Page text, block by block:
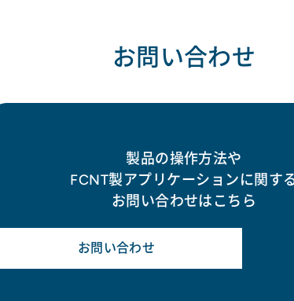
お問い合わせ
製品の操作方法や
FCNT製アプリケーションに関す
お問い合わせはこちら
お問い合わせ